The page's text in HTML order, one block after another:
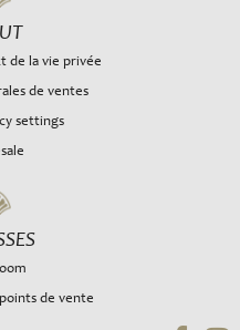
de la vie privée
de ventes
settings
de vente